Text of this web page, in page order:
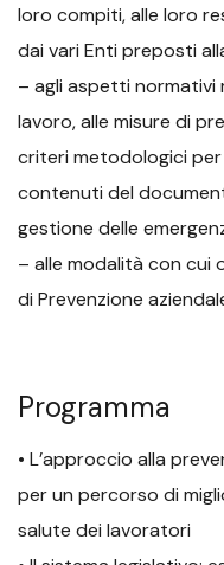
loro compiti, alle loro
dai vari Enti preposti
– agli aspetti normativi
lavoro, alle misure di
criteri metodologici per
contenuti del
gestione delle
– alle modalità con cui
di Prevenzione
Programma
• L’approccio alla
per un percorso di
salute dei lavoratori